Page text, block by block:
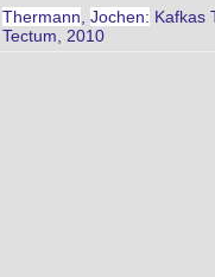
Thermann Jochen: Kafkas
Tectum, 2010